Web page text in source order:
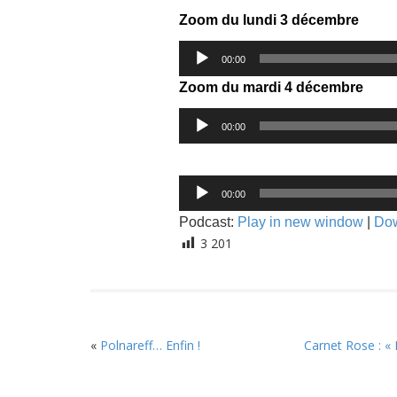
Zoom du lundi 3 décembre
Lecteur
audio
00:00
Zoom du mardi 4 décembre
Lecteur
audio
00:00
Lecteur
audio
00:00
Podcast: Play in new window
3 201
« Polnareff… Enfin ! Carnet Rose : «